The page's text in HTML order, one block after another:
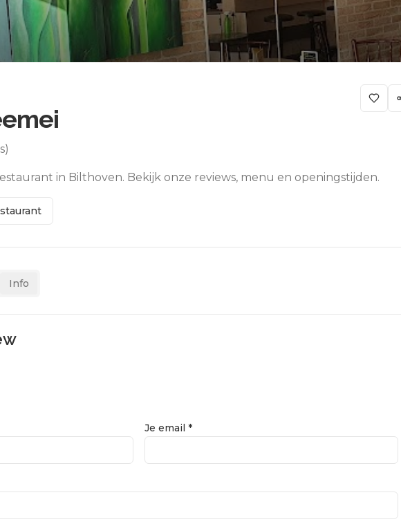
in Bilthoven. Bekijk onze reviews, menu en openingstijden.
Info
Je email *